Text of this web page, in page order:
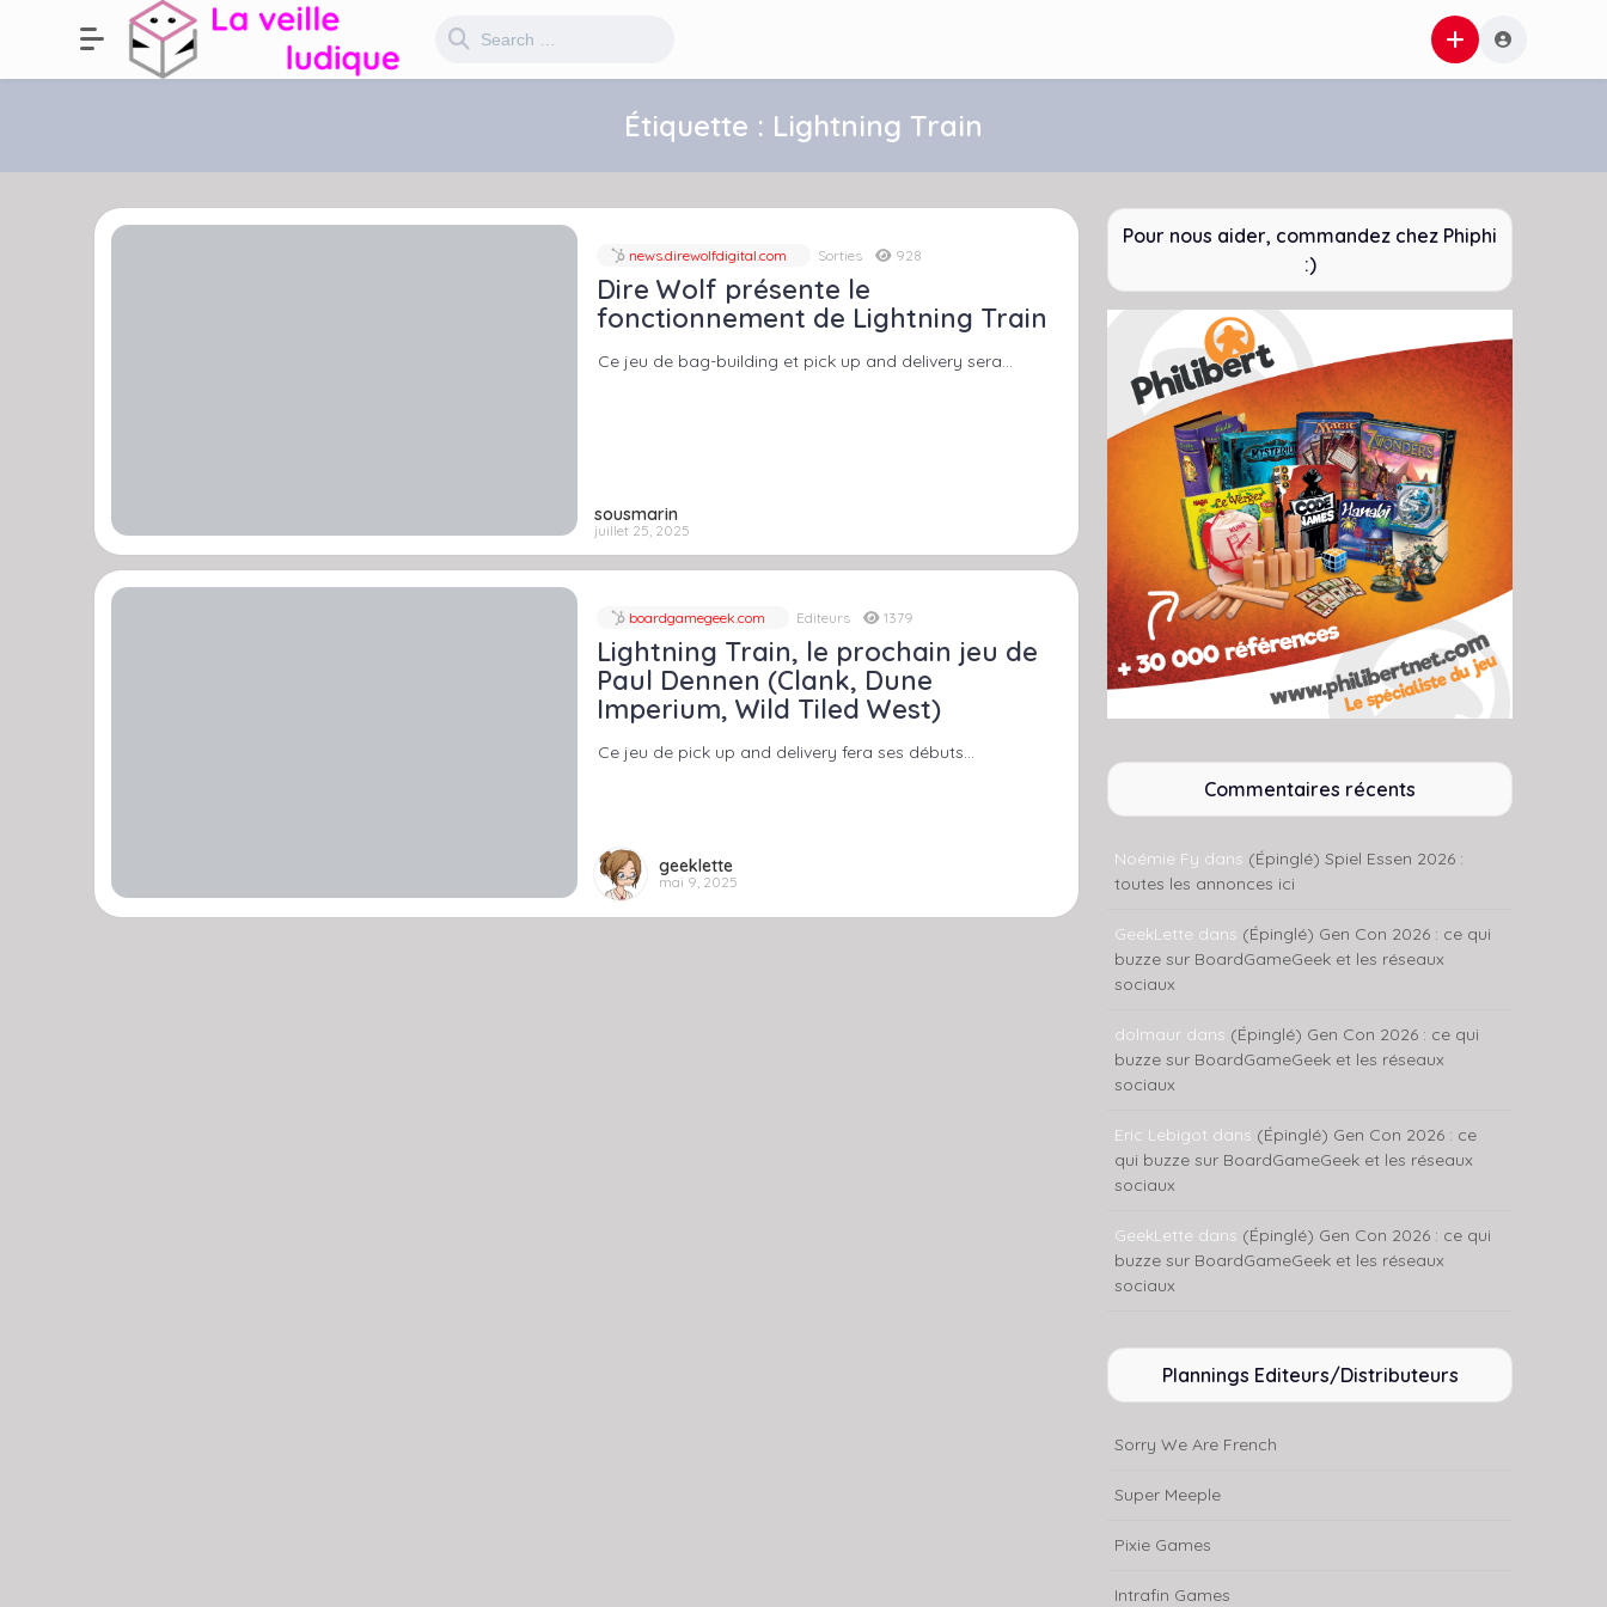
Étiquette : Lightning Train
news.direwolfdigital.com Sorties 928
Dire Wolf présente le
fonctionnement de Lightning Train
Ce jeu de bag-building et pick up and delivery sera…
sousmarin
juillet 25, 2025
boardgamegeek.com Editeurs 1379
Lightning Train, le prochain jeu de
Paul Dennen (Clank, Dune
Imperium, Wild Tiled West)
Ce jeu de pick up and delivery fera ses débuts…
geeklette
mai 9, 2025
Pour nous aider, commandez chez Phiphi
:)
Commentaires récents
Noémie Fy dans (Épinglé) Spiel Essen 2026 :
toutes les annonces ici
GeekLette dans (Épinglé) Gen Con 2026 : ce qui
buzze sur BoardGameGeek et les réseaux
sociaux
dolmaur dans (Épinglé) Gen Con 2026 : ce qui
buzze sur BoardGameGeek et les réseaux
sociaux
Eric Lebigot dans (Épinglé) Gen Con 2026 : ce
qui buzze sur BoardGameGeek et les réseaux
sociaux
GeekLette dans (Épinglé) Gen Con 2026 : ce qui
buzze sur BoardGameGeek et les réseaux
sociaux
Plannings Editeurs/Distributeurs
Sorry We Are French
Super Meeple
Pixie Games
Intrafin Games